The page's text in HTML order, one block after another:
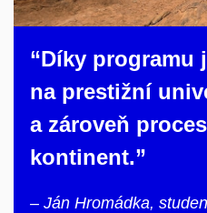
“Díky programu
na prestižní
a zároveň
kontinent.”
– Ján Hromádka,